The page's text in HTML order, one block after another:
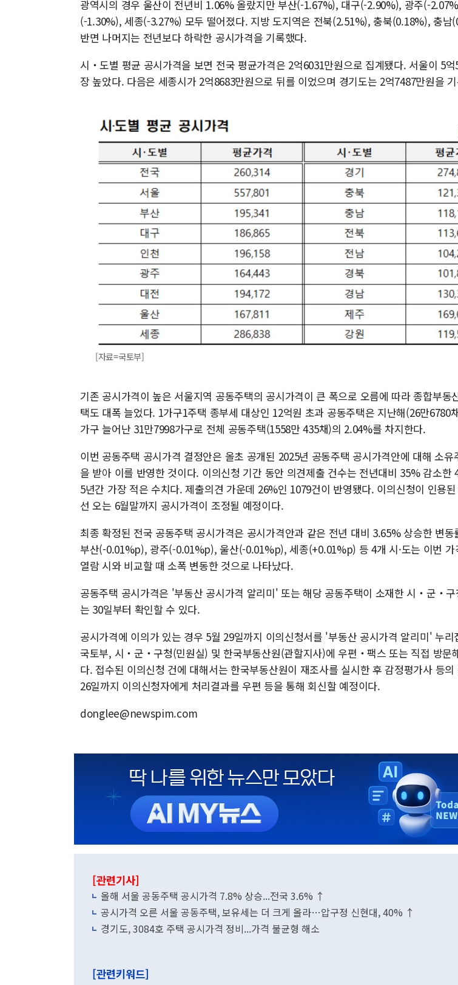
광역시의 경우 울산이 전년비 1.06% 올랐지만 부산(-1.67%), 대구(-2.90%), 광주(-
(-1.30%), 세종(-3.27%) 모두 떨어졌다. 지방 도지역은 전북(2.51%), 충북(0.18%), 충남
반면 나머지는 전년보다 하락한 공시가격을 기록했다.
시‧도별 평균 공시가격을 보면 전국 평균가격은 2억6031만원으로 집계됐다. 서울이 5
장 높았다. 다음은 세종시가 2억8683만원으로 뒤를 이었으며 경기도는 2억7487만원을
[자료=국토부]
기존 공시가격이 높은 서울지역 공동주택의 공시가격이 큰 폭으로 오름에 따라 종합부동
택도 대폭 늘었다. 1가구1주택 종부세 대상인 12억원 초과 공동주택은 지난해(26만6780
가구 늘어난 31만7998가구로 전체 공동주택(1558만 435채)의 2.04%를 차지한다.
이번 공동주택 공시가격 결정안은 올초 공개된 2025년 공동주택 공시가격안에 대해 소유
을 받아 이를 반영한 것이다. 이의신청 기간 동안 의견제출 건수는 전년대비 35% 감소한
5년간 가장 적은 수치다. 제출의견 가운데 26%인 1079건이 반영됐다. 이의신청이 인용
선 오는 6월말까지 공시가격이 조정될 예정이다.
최종 확정된 전국 공동주택 공시가격은 공시가격안과 같은 전년 대비 3.65% 상승한 변
부산(-0.01%p), 광주(-0.01%p), 울산(-0.01%p), 세종(+0.01%p) 등 4개 시·도는 이번 가
열람 시와 비교할 때 소폭 변동한 것으로 나타났다.
공동주택 공시가격은 '부동산 공시가격 알리미' 또는 해당 공동주택이 소재한 시‧군‧구
는 30일부터 확인할 수 있다.
공시가격에 이의가 있는 경우 5월 29일까지 이의신청서를 '부동산 공시가격 알리미' 누리
국토부, 시‧군‧구청(민원실) 및 한국부동산원(관할지사)에 우편‧팩스 또는 직접 방문
다. 접수된 이의신청 건에 대해서는 한국부동산원이 재조사를 실시한 후 감정평가사 등의
26일까지 이의신청자에게 처리결과를 우편 등을 통해 회신할 예정이다.
donglee@newspim.com
[관련기사]
올해 서울 공동주택 공시가격 7.8% 상승...전국 3.6% ↑
공시가격 오른 서울 공동주택, 보유세는 더 크게 올라…압구정 신현대, 40% ↑
경기도, 3084호 주택 공시가격 정비...가격 불균형 해소
[관련키워드]